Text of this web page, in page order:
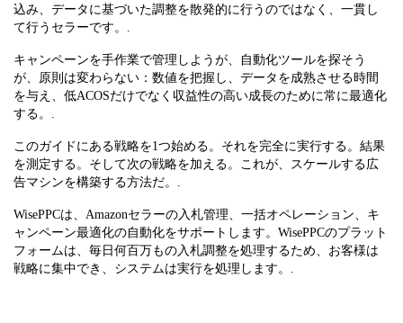
込み、データに基づいた調整を散発的に行うのではなく、一貫し
て行うセラーです。.
キャンペーンを手作業で管理しようが、自動化ツールを探そう
が、原則は変わらない：数値を把握し、データを成熟させる時間
を与え、低ACOSだけでなく収益性の高い成長のために常に最適化
する。.
このガイドにある戦略を1つ始める。それを完全に実行する。結果
を測定する。そして次の戦略を加える。これが、スケールする広
告マシンを構築する方法だ。.
WisePPCは、Amazonセラーの入札管理、一括オペレーション、キ
ャンペーン最適化の自動化をサポートします。WisePPCのプラット
フォームは、毎日何百万もの入札調整を処理するため、お客様は
戦略に集中でき、システムは実行を処理します。.